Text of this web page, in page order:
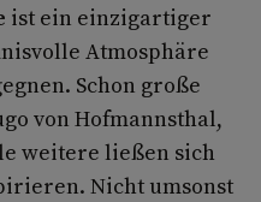
ist ein einzigartiger
Atmosphäre
Schon große
von Hofmannsthal,
weitere ließen sich
Nicht umsonst